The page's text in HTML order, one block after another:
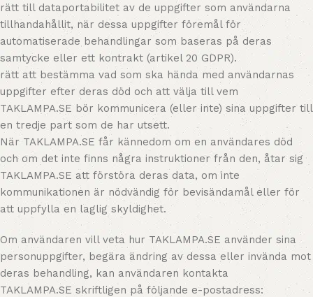
rätt till dataportabilitet av de uppgifter som användarna
tillhandahållit, när dessa uppgifter föremål för
automatiserade behandlingar som baseras på deras
samtycke eller ett kontrakt (artikel 20 GDPR).
rätt att bestämma vad som ska hända med användarnas
uppgifter efter deras död och att välja till vem
TAKLAMPA.SE bör kommunicera (eller inte) sina uppgifter till
en tredje part som de har utsett.
När TAKLAMPA.SE får kännedom om en användares död
och om det inte finns några instruktioner från den, åtar sig
TAKLAMPA.SE att förstöra deras data, om inte
kommunikationen är nödvändig för bevisändamål eller för
att uppfylla en laglig skyldighet.
Om användaren vill veta hur TAKLAMPA.SE använder sina
personuppgifter, begära ändring av dessa eller invända mot
deras behandling, kan användaren kontakta
TAKLAMPA.SE skriftligen på följande e-postadress: